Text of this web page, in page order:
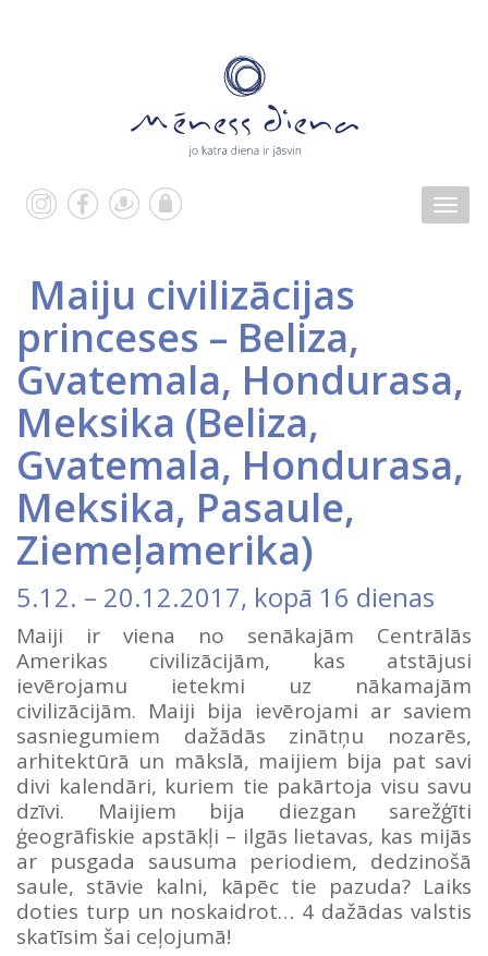
Maiju civilizācijas
princeses – Beliza,
Gvatemala, Hondurasa,
Meksika (Beliza,
Gvatemala, Hondurasa,
Meksika, Pasaule,
Ziemeļamerika)
5.12. – 20.12.2017, kopā 16 dienas
Maiji ir viena no senākajām Centrālās
Amerikas civilizācijām, kas atstājusi
ievērojamu ietekmi uz nākamajām
civilizācijām. Maiji bija ievērojami ar saviem
sasniegumiem dažādās zinātņu nozarēs,
arhitektūrā un mākslā, maijiem bija pat savi
divi kalendāri, kuriem tie pakārtoja visu savu
dzīvi. Maijiem bija diezgan sarežģīti
ģeogrāfiskie apstākļi – ilgās lietavas, kas mijās
ar pusgada sausuma periodiem, dedzinošā
saule, stāvie kalni, kāpēc tie pazuda? Laiks
doties turp un noskaidrot… 4 dažādas valstis
skatīsim šai ceļojumā!